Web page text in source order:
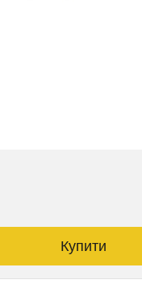
Купити